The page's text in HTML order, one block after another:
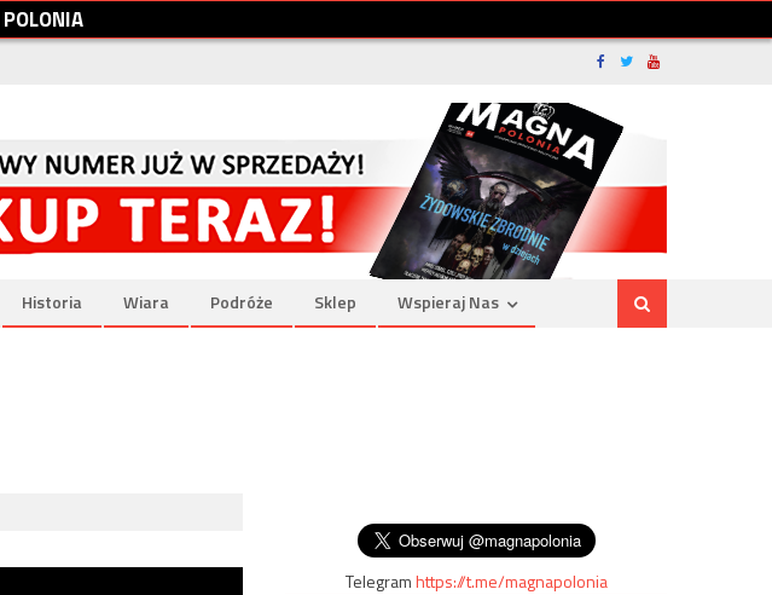
POLONIA
Historia Wiara Podróże Sklep Wspieraj Nas
Telegramhttps://t.me/magnapolonia